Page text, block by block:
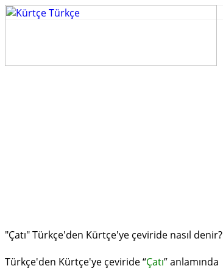
"Çatı" Türkçe'den Kürtçe'ye çeviride nasıl denir?
Türkçe'den Kürtçe'ye çeviride “Çatı” anlamında